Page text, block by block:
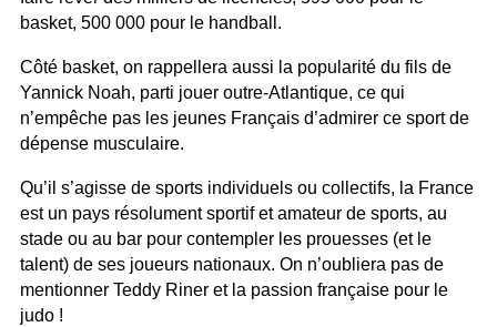
basket, 500 000 pour le handball.
Côté basket, on rappellera aussi la popularité du fils de
Yannick Noah, parti jouer outre-Atlantique, ce qui
n’empêche pas les jeunes Français d’admirer ce sport de
dépense musculaire.
Qu’il s’agisse de sports individuels ou collectifs, la France
est un pays résolument sportif et amateur de sports, au
stade ou au bar pour contempler les prouesses (et le
talent) de ses joueurs nationaux. On n’oubliera pas de
mentionner Teddy Riner et la passion française pour le
judo !